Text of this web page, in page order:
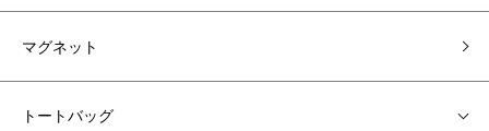
マグネット
トートバッグ